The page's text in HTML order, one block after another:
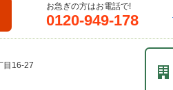
お急ぎの方はお電話で!
0120-949-178
目16-27